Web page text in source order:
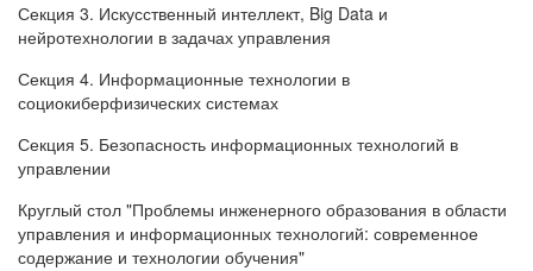
Секция 3. Искусственный интеллект, Big Data и
нейротехнологии в задачах управления
Секция 4. Информационные технологии в
социокиберфизических системах
Секция 5. Безопасность информационных технологий в
управлении
Круглый стол "Проблемы инженерного образования в области
управления и информационных технологий: современное
содержание и технологии обучения"